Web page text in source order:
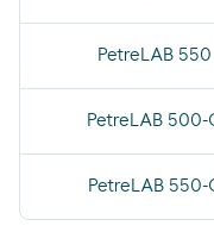
PetreLAB 550
PetreLAB 500-
PetreLAB 550-